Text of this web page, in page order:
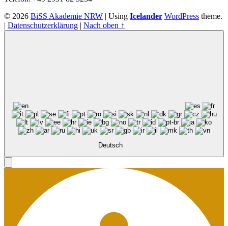
© 2026 BiSS Akademie NRW | Using Icelander WordPress theme.
| Datenschutzerklärung | Nach oben ↑
Deutsch